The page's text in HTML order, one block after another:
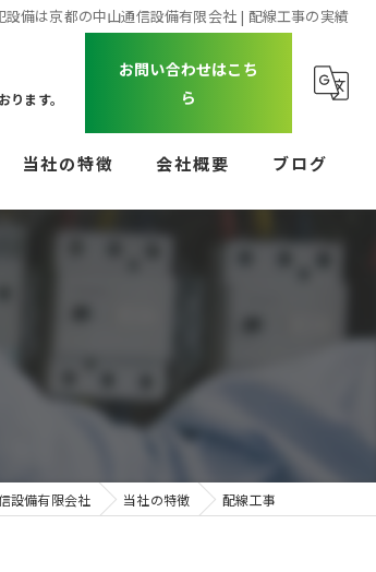
設備は京都の中山通信設備有限会社 | 配線工事の実績
ます。
お問い合わせはこち
ら
当社の特徴
防犯カメラ
ビジネスフォン
会社概要 ブログ
コラム
設備有限会社 当社の特徴 配線工事